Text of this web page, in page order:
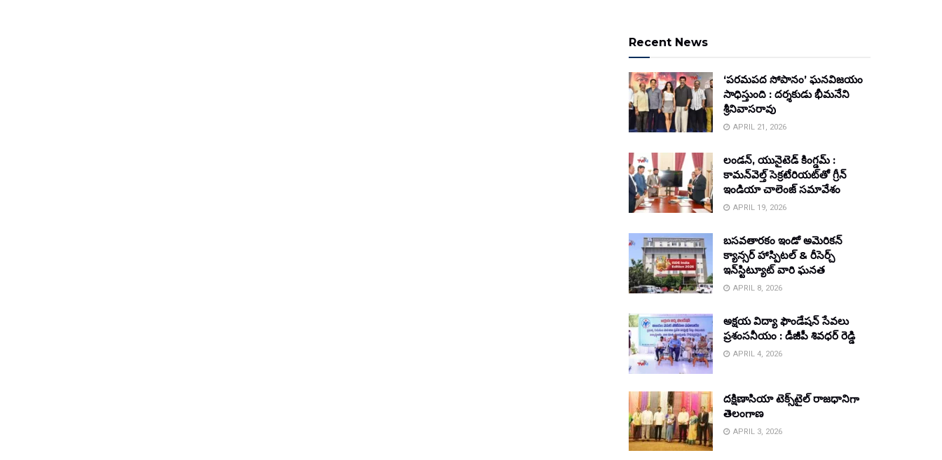
Recent News
‘పరమపద సోపానం’ ఘనవిజయం
సాధిస్తుంది : దర్శకుడు భీమనేని
శ్రీనివాసరావు
APRIL 21, 2026
లండన్, యునైటెడ్ కింగ్డమ్ :
కామన్‌వెల్త్ సెక్రటేరియట్‌తో గ్రీన్
ఇండియా చాలెంజ్ సమావేశం
APRIL 19, 2026
బసవతారకం ఇండో అమెరికన్
క్యాన్సర్ హాస్పిటల్ & రీసెర్చ్
ఇన్‌స్టిట్యూట్ వారి ఘనత
APRIL 8, 2026
అక్షయ విద్యా ఫౌండేషన్ సేవలు
ప్రశంసనీయం : డీజీపీ శివధర్ రెడ్డి
APRIL 4, 2026
దక్షిణాసియా టెక్స్‌టైల్ రాజధానిగా
తెలంగాణ
APRIL 3, 2026